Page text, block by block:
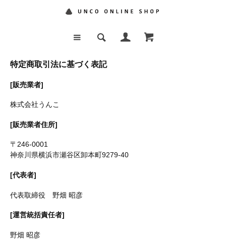
特定商取引法に基づく表記
[販売業者]
株式会社うんこ
[販売業者住所]
〒246-0001
神奈川県横浜市瀬谷区卸本町9279-40
[代表者]
代表取締役 野畑 昭彦
[運営統括責任者]
野畑 昭彦